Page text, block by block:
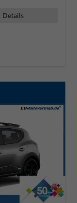
Details